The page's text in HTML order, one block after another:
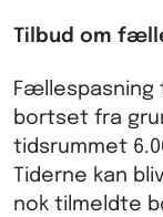
Tilbud om
Fællespasning
bortset fra
tidsrummet
Tiderne kan
nok tilmeldte